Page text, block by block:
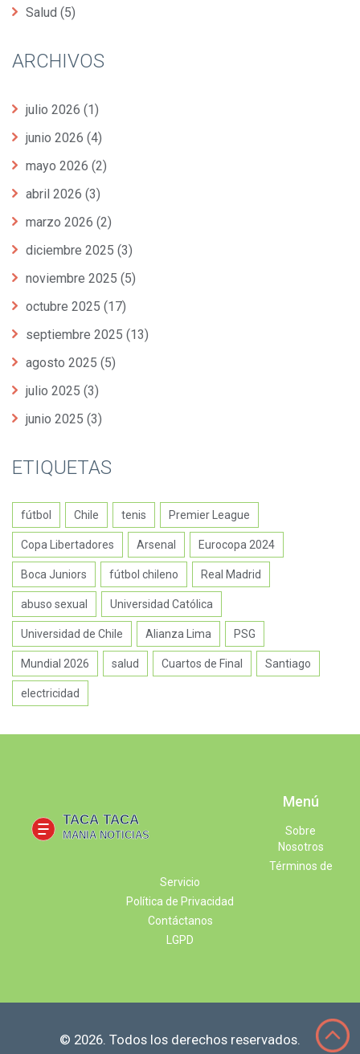
Salud (5)
ARCHIVOS
julio 2026 (1)
junio 2026 (4)
mayo 2026 (2)
abril 2026 (3)
marzo 2026 (2)
diciembre 2025 (3)
noviembre 2025 (5)
octubre 2025 (17)
septiembre 2025 (13)
agosto 2025 (5)
julio 2025 (3)
junio 2025 (3)
ETIQUETAS
fútbol Chile tenis Premier League
Copa Libertadores Arsenal Eurocopa 2024
Boca Juniors fútbol chileno Real Madrid
abuso sexual Universidad Católica
Universidad de Chile Alianza Lima PSG
Mundial 2026 salud Cuartos de Final Santiago
electricidad
Menú
Sobre
Nosotros
Términos de
Servicio
Política de Privacidad
Contáctanos
LGPD
© 2026. Todos los derechos reservados.